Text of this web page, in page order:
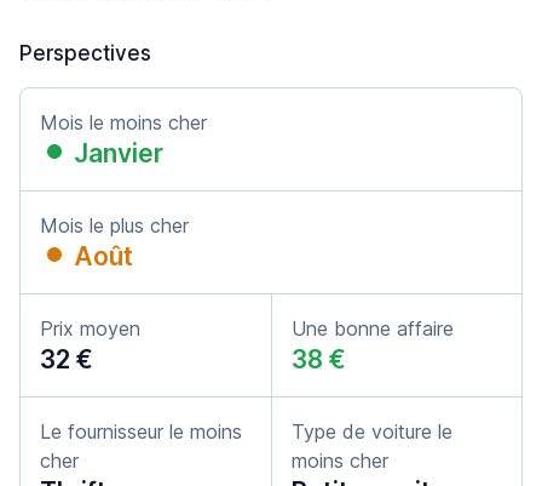
Perspectives
Mois le moins cher
Janvier
Mois le plus cher
Août
Prix moyen
32 €
Une bonne affaire
38 €
Le fournisseur le moins
cher
Type de voiture le
moins cher